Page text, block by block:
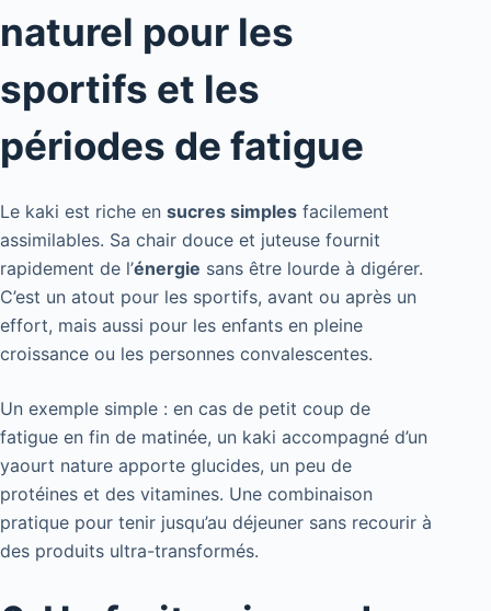
naturel pour les
sportifs et les
périodes de fatigue
Le kaki est riche en sucres simples facilement
assimilables. Sa chair douce et juteuse fournit
rapidement de l’énergie sans être lourde à digérer.
C’est un atout pour les sportifs, avant ou après un
effort, mais aussi pour les enfants en pleine
croissance ou les personnes convalescentes.
Un exemple simple : en cas de petit coup de
fatigue en fin de matinée, un kaki accompagné d’un
yaourt nature apporte glucides, un peu de
protéines et des vitamines. Une combinaison
pratique pour tenir jusqu’au déjeuner sans recourir à
des produits ultra-transformés.